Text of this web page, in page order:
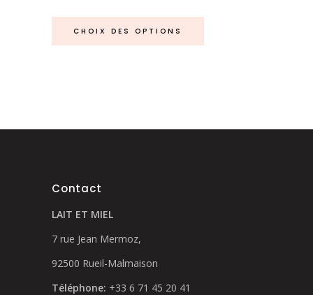
CHOIX DES OPTIONS
produit
options
Contact
LAIT ET MIEL
7 rue Jean Mermoz,
92500 Rueil-Malmaison
Téléphone: +33 6 71 45 20 41